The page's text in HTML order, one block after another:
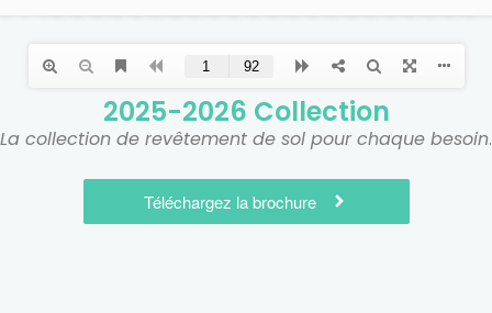
2025-2026 Collection
La collection de revêtement de sol pour chaque besoin.
Téléchargez la brochure